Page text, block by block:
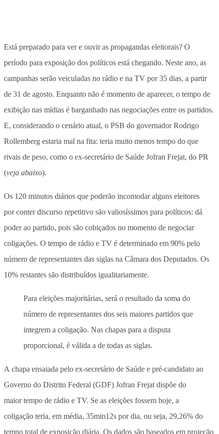
Está preparado para ver e ouvir as propagandas eleitorais? O
período para exposição dos políticos está chegando. Neste ano, as
campanhas serão veiculadas no rádio e na TV por 35 dias, a partir
de 31 de agosto. Enquanto não é momento de aparecer, o tempo de
exibição nas mídias é barganhado nas negociações entre os partidos.
E, considerando o cenário atual, o PSB do governador Rodrigo
Rollemberg estaria mal na fita: teria muito menos tempo do que
rivais de peso, como o ex-secretário de Saúde Jofran Frejat, do PR
(veja abaixo).
Os 120 minutos diários que poderão incomodar alguns eleitores
por conter discurso repetitivo são valiosíssimos para políticos: dá
poder ao partido, pois são cobiçados no momento de negociar
coligações. O tempo de rádio e TV é determinado em 90% pelo
número de representantes das siglas na Câmara dos Deputados. Os
10% restantes são distribuídos igualitariamente.
Para eleições majoritárias, será o resultado da soma do
número de representantes dos seis maiores partidos que
integrem a coligação. Nas chapas para a disputa
proporcional, é válida a de todas as siglas.
A chapa ensaiada pelo ex-secretário de Saúde e pré-candidato ao
Governo do Distrito Federal (GDF) Jofran Frejat dispõe do
maior tempo de rádio e TV. Se as eleições fossem hoje, a
coligação teria, em média, 35min12s por dia, ou seja, 29,26% do
tempo total de exposição diária. Os dados são baseados em projeção